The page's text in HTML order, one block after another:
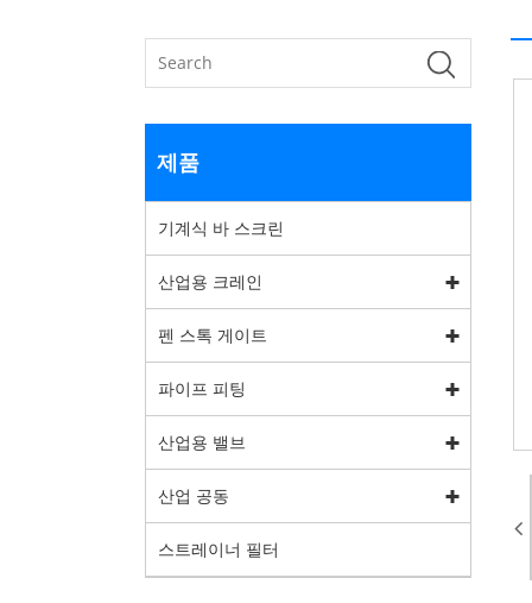
제품
기계식 바 스크린
산업용 크레인
펜 스톡 게이트
파이프 피팅
산업용 밸브
산업 공동
스트레이너 필터